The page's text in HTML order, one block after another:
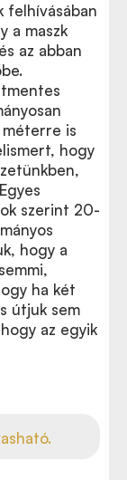
felhívásában
a maszk
az abban
méterre is
hogy
szerint 20-
hogy a
ha két
útjuk sem
az egyik